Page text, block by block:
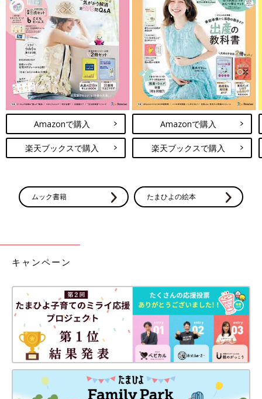
Amazonで購入
楽天ブックスで購入
Amazonで購入
楽天ブックスで購入
ムック書籍 たまひよの絵本
キャンペーン